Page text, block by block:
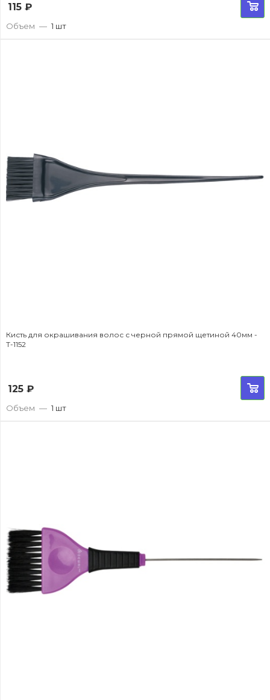
115 ₽
Объем — 1 шт
Кисть для окрашивания волос с черной прямой щетиной 40мм -
T-1152
125 ₽
Объем — 1 шт